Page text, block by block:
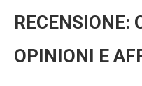
RECENSIONE:
OPINIONI E